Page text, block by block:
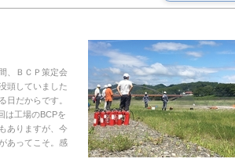
、ＢＣＰ策定会
頭していました
日だからです。
は工場のBCPを
ありますが、今
あってこそ。感